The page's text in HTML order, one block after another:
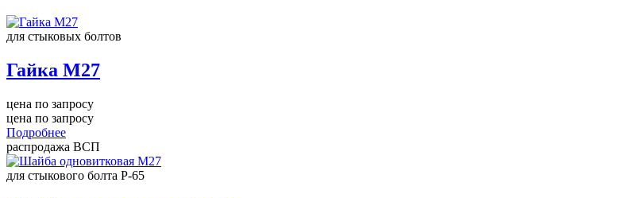
для стыковых болтов
Гайка М27
цена по запросу
цена по запросу
Подробнее
распродажа ВСП
для стыкового болта Р-65